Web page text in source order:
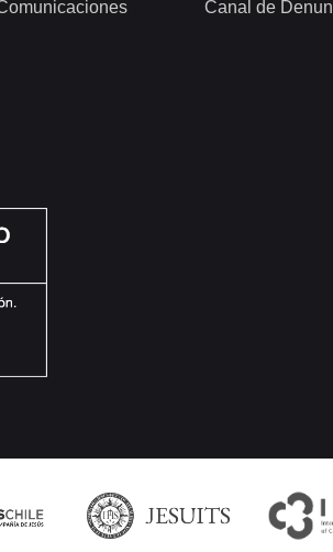
Canal de